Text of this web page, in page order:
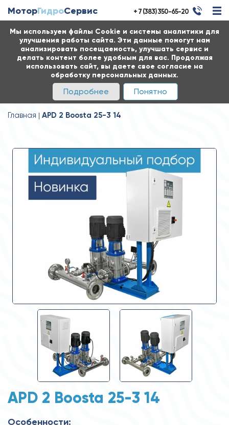
Мы используем файлы Cookie и системы аналитики для
улучшения работы сайта. Эти данные помогут нам
анализировать посещаемость, улучшать сервис и
делать контент более удобным для вас. Продолжая
использовать сайт, вы даете свое согласие на
обработку персональных данных.
Подробнее Понятно
МоторГидроСервис + 7 (383) 350-65-20
Главная APD 2 Boosta 25-3 14
APD 2 Boosta 25-3 14
Особенности: